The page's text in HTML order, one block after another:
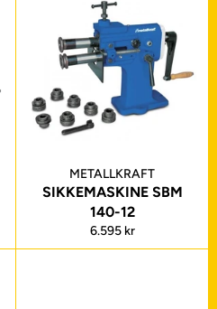
METALLKRAFT
SIKKEMASKINE SBM
140-12
Normalpris
6.595 kr